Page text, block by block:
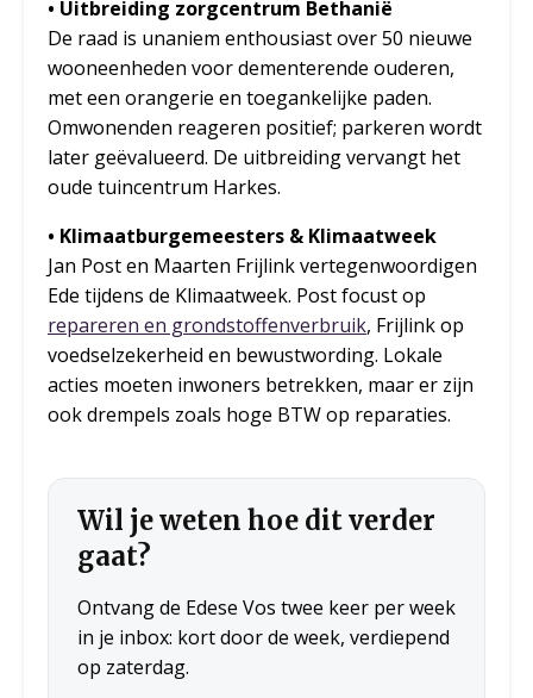
• Uitbreiding zorgcentrum Bethanië
De raad is unaniem enthousiast over 50 nieuwe
wooneenheden voor dementerende ouderen,
met een orangerie en toegankelijke paden.
Omwonenden reageren positief; parkeren wordt
later geëvalueerd. De uitbreiding vervangt het
oude tuincentrum Harkes.
• Klimaatburgemeesters & Klimaatweek
Jan Post en Maarten Frijlink vertegenwoordigen
Ede tijdens de Klimaatweek. Post focust op
repareren en grondstoffenverbruik, Frijlink op
voedselzekerheid en bewustwording. Lokale
acties moeten inwoners betrekken, maar er zijn
ook drempels zoals hoge BTW op reparaties.
Wil je weten hoe dit verder
gaat?
Ontvang de Edese Vos twee keer per week
in je inbox: kort door de week, verdiepend
op zaterdag.